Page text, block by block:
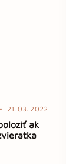
21. 03. 2022
ak